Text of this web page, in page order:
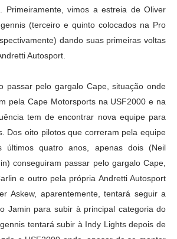
Primeiramente, vimos a estreia de Oliver
(terceiro e quinto colocados na Pro
dando suas primeiras voltas
Autosport.
passar pelo gargalo Cape, situação onde
pela Cape Motorsports na USF2000 e na
tem de encontrar nova equipe para
Dos oito pilotos que correram pela equipe
últimos quatro anos, apenas dois (Neil
conseguiram passar pelo gargalo Cape,
e outro pela própria Andretti Autosport
Askew, aparentemente, tentará seguir a
Jamin para subir à principal categoria do
tentará subir à Indy Lights depois de